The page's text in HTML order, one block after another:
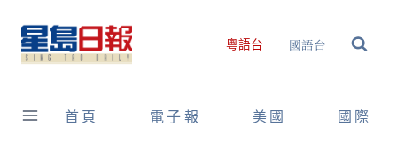
content
粵語台 國語台
首頁 電子報 美國 國際